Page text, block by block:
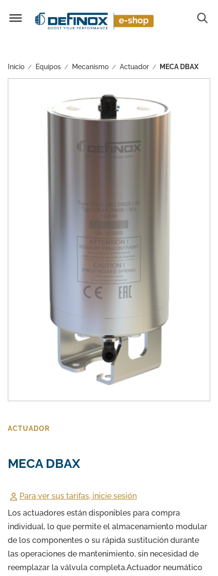
Inicio / Equipos / Mecanismo / Actuador / MECA DBAX
ACTUADOR
MECA DBAX
Para ver sus tarifas, inicie sesión
Los actuadores están disponibles para compra
individual, lo que permite el almacenamiento modular
de los componentes o su rápida sustitución durante
las operaciones de mantenimiento, sin necesidad de
reemplazar la válvula completa.Actuador neumático